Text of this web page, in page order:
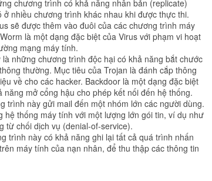
chương trình có khả năng nhân bản (replicate)
ở nhiều chương trình khác nhau khi được thực thi.
sẽ được thêm vào đuôi của các chương trình máy
là một dạng đặc biệt của Virus với phạm vi hoạt
mạng máy tính.
những chương trình độc hại có khả năng bắt chước
thường. Mục tiêu của Trojan là đánh cắp thông
về cho các hacker. Backdoor là một dạng đặc biệt
năng mở cổng hậu cho phép kết nối đến hệ thống.
trình này gửi mail đến một nhóm lớn các người dùng.
hệ thống máy tính với một lượng lớn gói tin, ví dụ như
từ chối dịch vụ (denial-of-service).
trình này có khả năng ghi lại tất cả quá trình nhấn
máy tính của nạn nhân, để thu thập các thông tin